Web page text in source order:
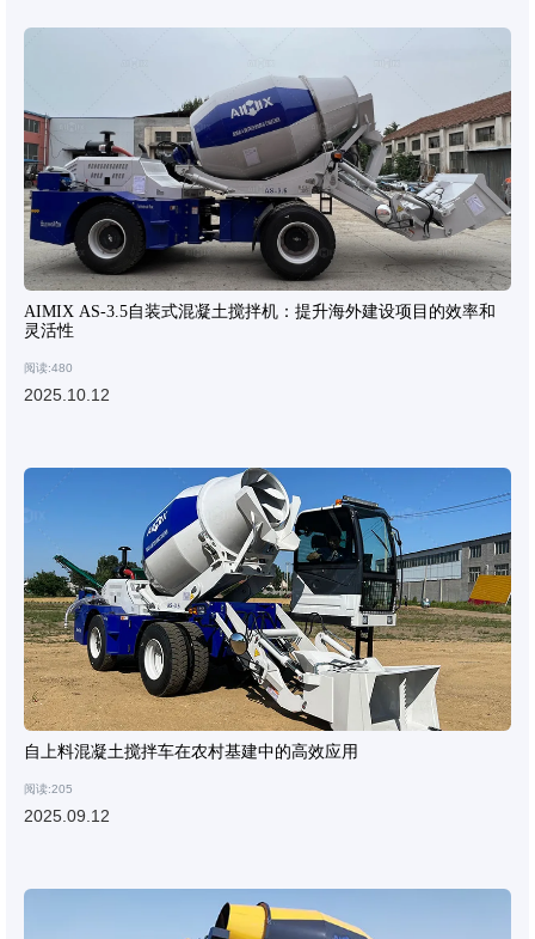
AIMIX AS-3.5自装式混凝土搅拌机：提升海外建设项目的效率和
灵活性
阅读:480
2025.10.12
自上料混凝土搅拌车在农村基建中的高效应用
阅读:205
2025.09.12